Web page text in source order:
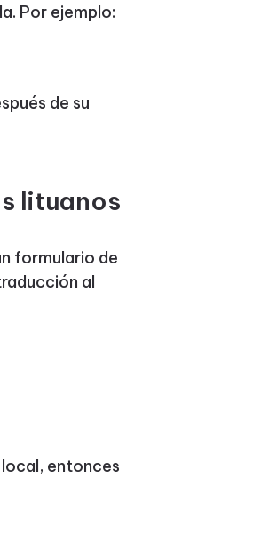
Por ejemplo:
de su
lituanos
formulario de
al
entonces